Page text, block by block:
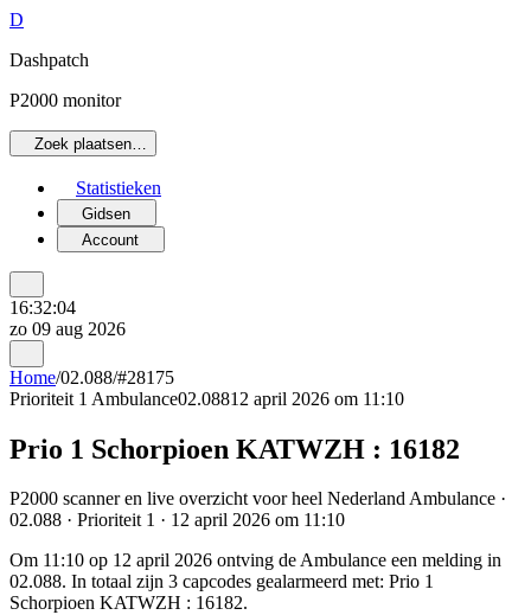
D
Dashpatch
P2000 monitor
Zoek plaatsen…
Statistieken
Gidsen
Account
16:32:04
zo 09 aug 2026
Home/02.088/#28175
Prioriteit 1 Ambulance02.08812 april 2026 om 11:10
Prio 1 Schorpioen KATWZH : 16182
P2000 scanner en live overzicht voor heel Nederland Ambulance ·
02.088 · Prioriteit 1 · 12 april 2026 om 11:10
Om 11:10 op 12 april 2026 ontving de Ambulance een melding in
02.088. In totaal zijn 3 capcodes gealarmeerd met: Prio 1
Schorpioen KATWZH : 16182.